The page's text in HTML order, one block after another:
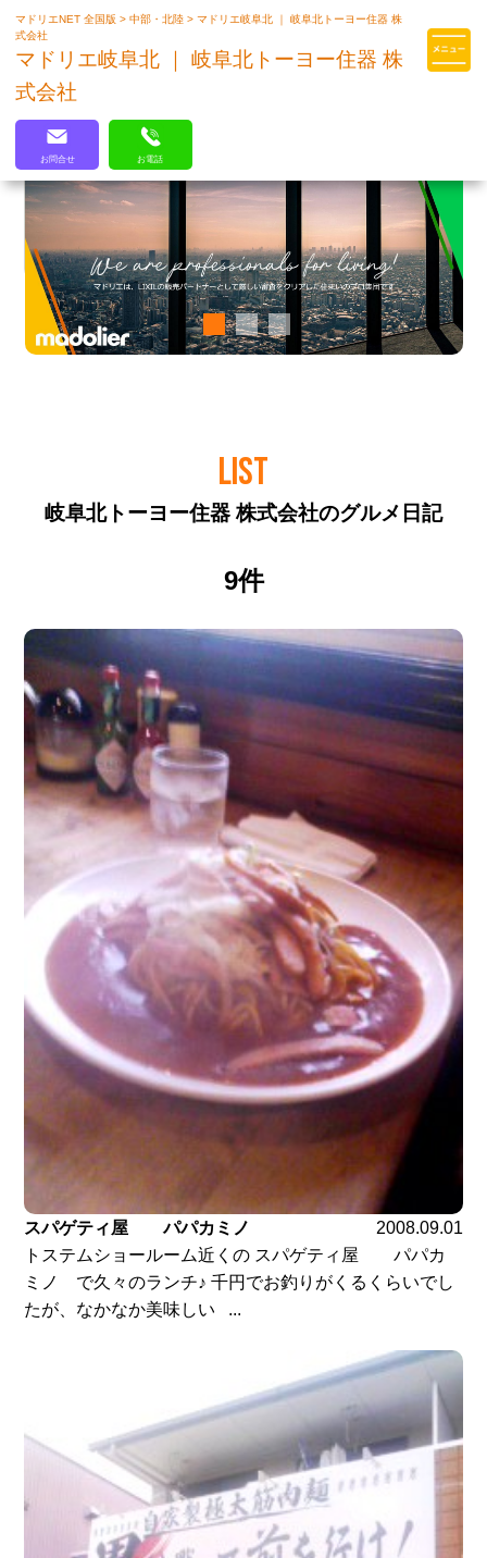
マドリエはLIXILの厳しい基準を
マドリエNET 全国版>中部・北陸>マドリエ岐阜北 ｜ 岐阜北トーヨー住器 株
式会社
マドリエ岐阜北 ｜ 岐阜北トーヨー住器 株
式会社
お問合せ お電話
LIST
岐阜北トーヨー住器 株式会社のグルメ日記
9件
スパゲティ屋 パパカミノ
2008.09.01
トステムショールーム近くの スパゲティ屋 パパカ
ミノ で久々のランチ♪ 千円でお釣りがくるくらいでし
たが、なかなか美味しい ...